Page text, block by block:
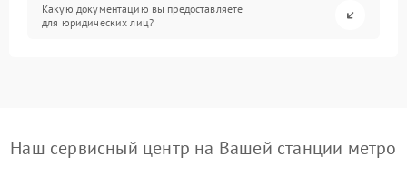
Какую документацию вы предоставляете
для юридических лиц?
Наш сервисный центр на Вашей станции метро